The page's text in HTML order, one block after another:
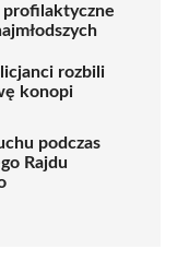
profilaktyczne
rozbili
konopi
podczas
Rajdu